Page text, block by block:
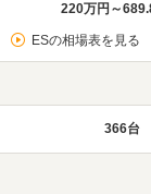
220万円～
ESの相場表を見る
366台